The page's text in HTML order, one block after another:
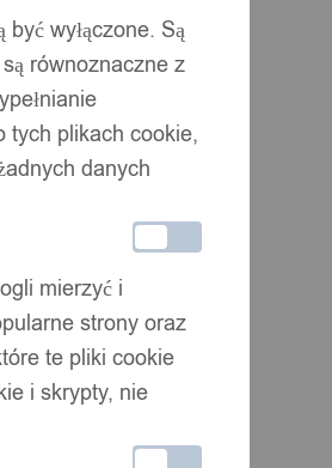
wyłączone. Są
równoznaczne z
tych plikach cookie,
danych
mierzyć i
strony oraz
te pliki cookie
i skrypty, nie